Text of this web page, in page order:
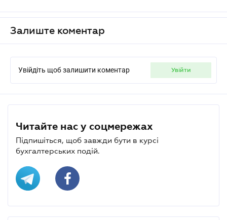
Залиште коментар
Увійдіть щоб залишити коментар увійти
Читайте нас у соцмережах
Підпишіться, щоб завжди бути в курсі
бухгалтерських подій.